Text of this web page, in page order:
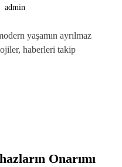
admin
yaşamın ayrılmaz
haberleri takip
Onarımı